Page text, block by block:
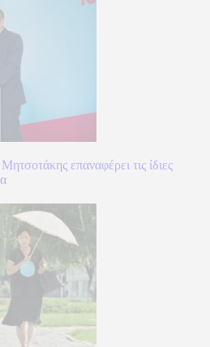
επαναφέρει τις ίδιες